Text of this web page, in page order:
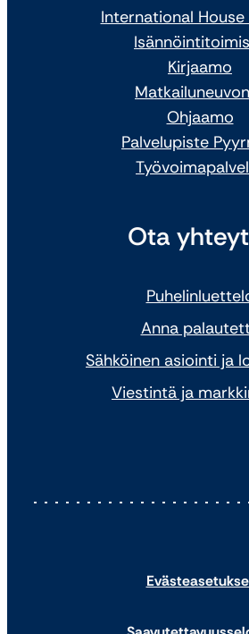
International House
Kirjaamo
Ohjaamo
Palvelupiste
Ota
Anna
Sähköinen asiointi ja
Viestintä ja